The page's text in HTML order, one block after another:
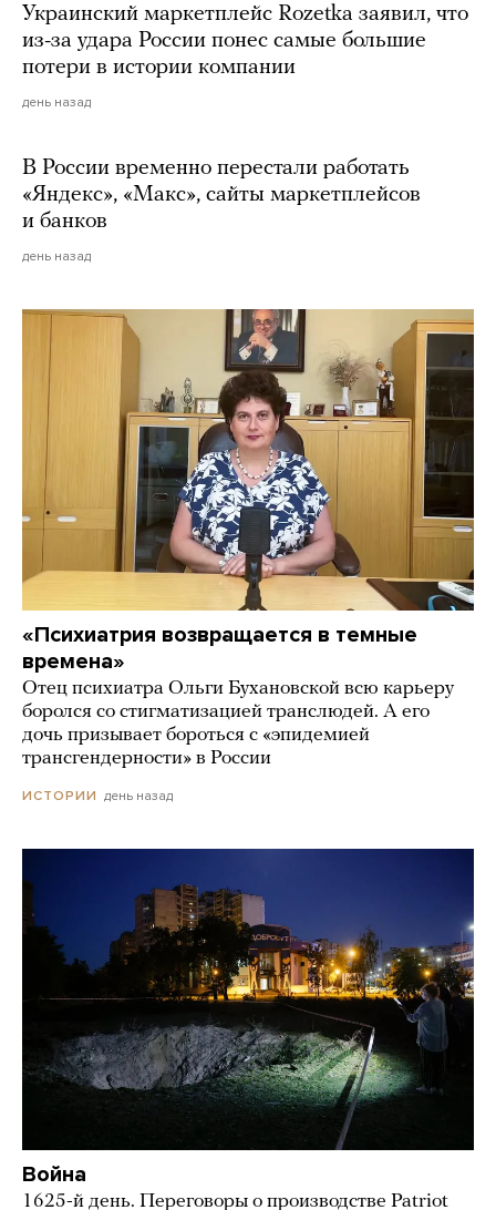
Украинский маркетплейс Rozetka заявил, что
из-за удара России понес самые большие
потери в истории компании
день назад
В России временно перестали работать
«Яндекс», «Макс», сайты маркетплейсов
и банков
день назад
«Психиатрия возвращается в темные
времена»
Отец психиатра Ольги Бухановской всю карьеру
боролся со стигматизацией транслюдей. А его
дочь призывает бороться с «эпидемией
трансгендерности» в России
ИСТОРИИ день назад
Война
1625-й день. Переговоры о производстве Patriot